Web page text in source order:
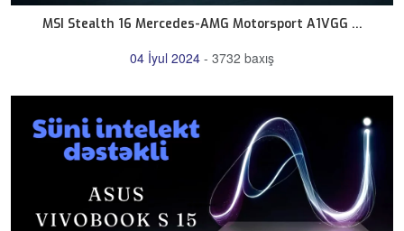
MSI Stealth 16 Mercedes-AMG Motorsport A1VGG ...
04 İyul 2024 - 3732 baxış